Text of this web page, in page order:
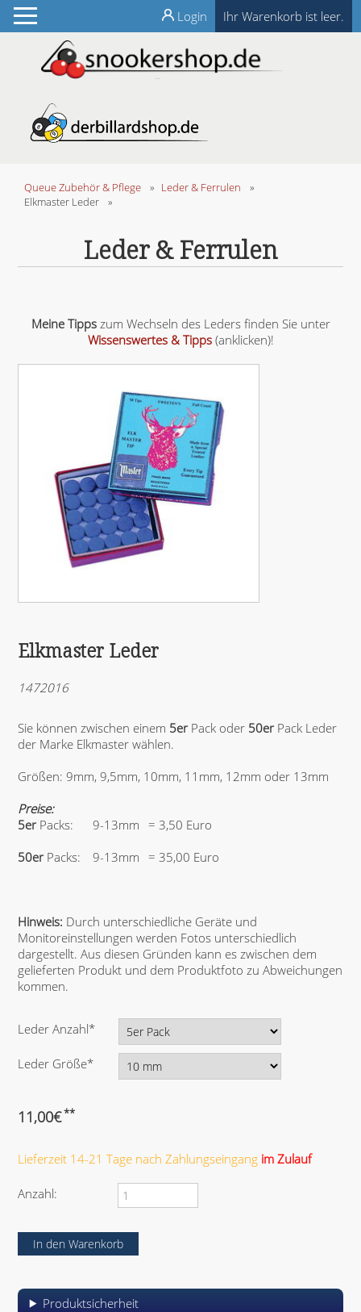
Ihr Warenkorb ist leer.
Login
Queue Zubehör & Pflege » Leder & Ferrulen
»
Elkmaster Leder
»
Leder & Ferrulen
Meine Tipps zum Wechseln des Leders finden Sie unter
Wissenswertes & Tipps(anklicken)!
Elkmaster Leder
1472016
Sie können zwischen einem 5erPack oder 50erPack Leder
der Marke Elkmaster wählen.
Größen: 9mm, 9,5mm, 10mm, 11mm, 12mm oder 13mm
Preise:
5erPacks: 9-13mm
= 3,50 Euro
50erPacks: 9-13mm = 35,00 Euro
Hinweis: Durch unterschiedliche Geräte und
Monitoreinstellungen werden Fotos unterschiedlich
dargestellt. Aus diesen Gründen kann es zwischen dem
gelieferten Produkt und dem Produktfoto zu Abweichungen
kommen.
P
l
h
e
d
Leder Anzahl*
P
i
c
t
e
Leder Größe*
11,00€**
Lieferzeit 14-21 Tage nach Zahlungseingang im Zulauf
Anzahl:
Produktsicherheit